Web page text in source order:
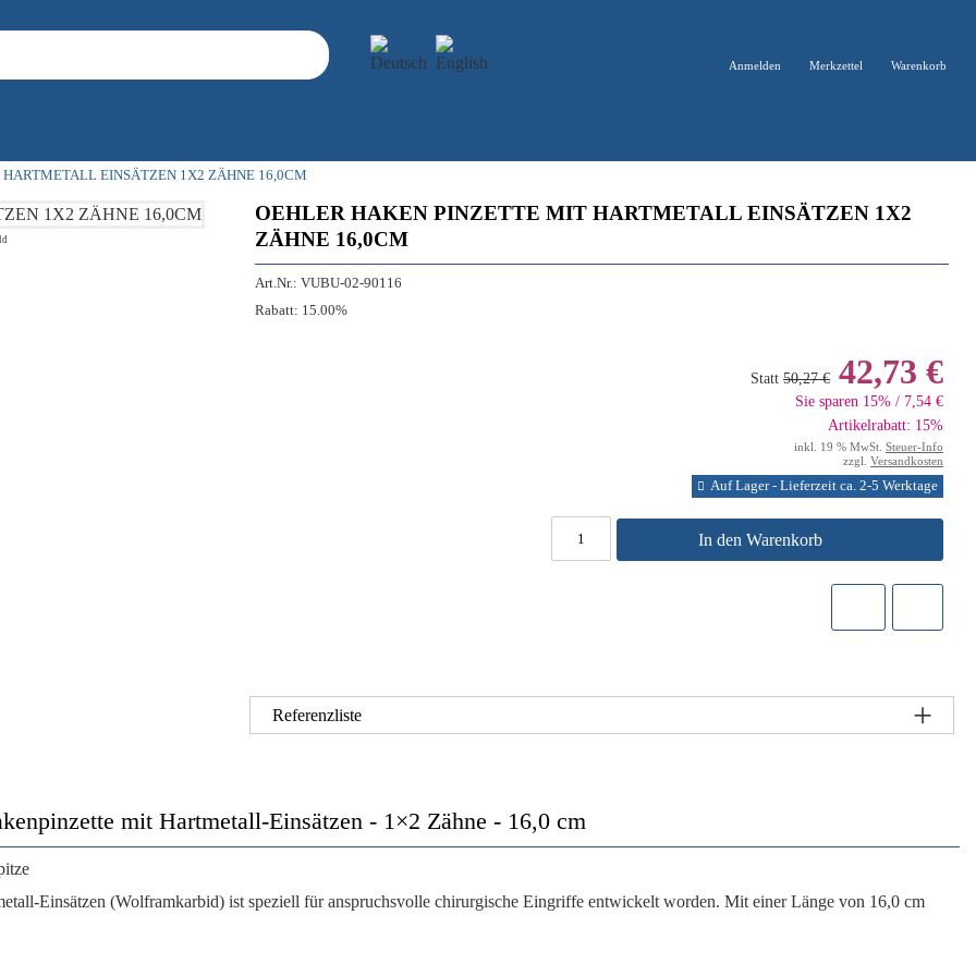
Anmelden Merkzettel Warenkorb
EINSÄTZEN 1X2 ZÄHNE 16,0CM
OEHLER HAKEN PINZETTE MIT HARTMETALL EINSÄTZEN 1X2
ZÄHNE 16,0CM
Art.Nr.: VUBU-02-90116
Rabatt: 15.00%
Statt 50,27 € 42,73 €
Sie sparen 15% / 7,54 €
Artikelrabatt: 15%
inkl. 19 % MwSt. Steuer-Info
zzgl. Versandkosten
Auf Lager - Lieferzeit ca. 2-5 Werktage
In den Warenkorb
Referenzliste
mit Hartmetall-Einsätzen - 1×2 Zähne - 16,0 cm
Einsätzen (Wolframkarbid) ist speziell für anspruchsvolle chirurgische Eingriffe entwickelt worden. Mit einer Länge von 16,0 cm